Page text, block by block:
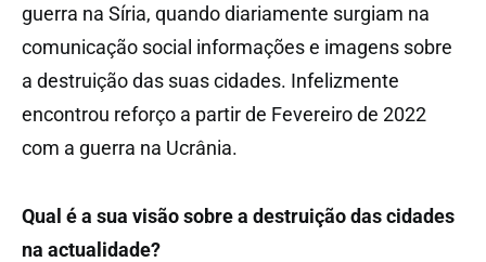
guerra na Síria, quando diariamente surgiam na
comunicação social informações e imagens sobre
a destruição das suas cidades. Infelizmente
encontrou reforço a partir de Fevereiro de 2022
com a guerra na Ucrânia.
Qual é a sua visão sobre a destruição das cidades
na actualidade?